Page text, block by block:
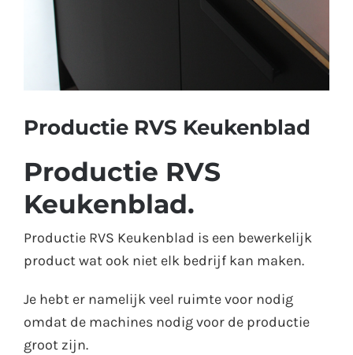
Productie RVS Keukenblad
Productie RVS
Keukenblad.
Productie RVS Keukenblad is een bewerkelijk
product wat ook niet elk bedrijf kan maken.
Je hebt er namelijk veel ruimte voor nodig
omdat de machines nodig voor de productie
groot zijn.